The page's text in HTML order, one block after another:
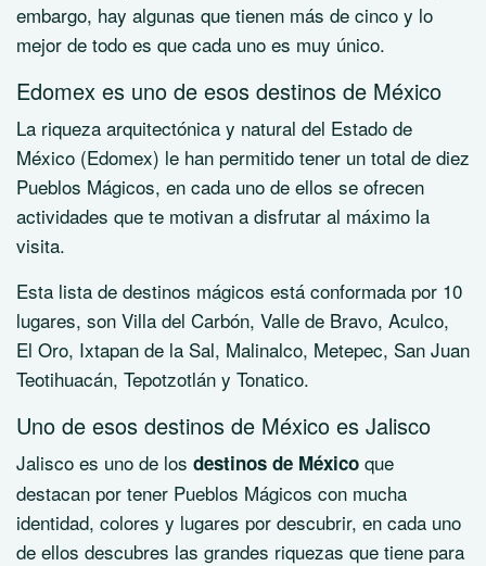
embargo, hay algunas que tienen más de cinco y lo
mejor de todo es que cada uno es muy único.
Edomex es uno de esos destinos de México
La riqueza arquitectónica y natural del Estado de
México (Edomex) le han permitido tener un total de diez
Pueblos Mágicos, en cada uno de ellos se ofrecen
actividades que te motivan a disfrutar al máximo la
visita.
Esta lista de destinos mágicos está conformada por 10
lugares, son Villa del Carbón, Valle de Bravo, Aculco,
El Oro, Ixtapan de la Sal, Malinalco, Metepec, San Juan
Teotihuacán, Tepotzotlán y Tonatico.
Uno de esos destinos de México es Jalisco
Jalisco es uno de los destinos de México que
destacan por tener Pueblos Mágicos con mucha
identidad, colores y lugares por descubrir, en cada uno
de ellos descubres las grandes riquezas que tiene para